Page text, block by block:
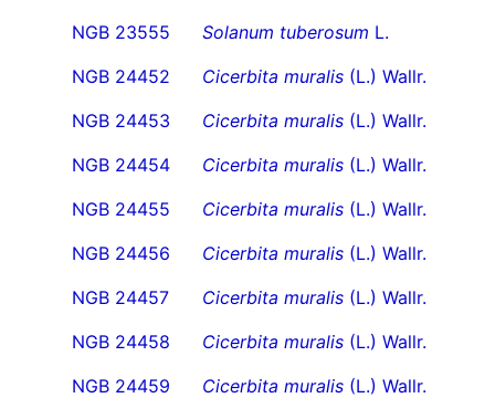
NGB 23555
Solanum tuberosum L.
NGB 24452
Cicerbita muralis (L.) Wallr.
NGB 24453
Cicerbita muralis (L.) Wallr.
NGB 24454
Cicerbita muralis (L.) Wallr.
NGB 24455
Cicerbita muralis (L.) Wallr.
NGB 24456
Cicerbita muralis (L.) Wallr.
NGB 24457
Cicerbita muralis (L.) Wallr.
NGB 24458
Cicerbita muralis (L.) Wallr.
NGB 24459
Cicerbita muralis (L.) Wallr.